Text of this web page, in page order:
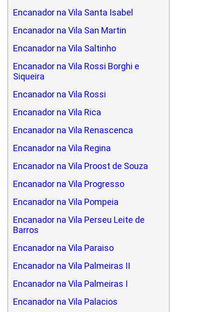
Encanador na Vila Santa Isabel
Encanador na Vila San Martin
Encanador na Vila Saltinho
Encanador na Vila Rossi Borghi e
Siqueira
Encanador na Vila Rossi
Encanador na Vila Rica
Encanador na Vila Renascenca
Encanador na Vila Regina
Encanador na Vila Proost de Souza
Encanador na Vila Progresso
Encanador na Vila Pompeia
Encanador na Vila Perseu Leite de
Barros
Encanador na Vila Paraiso
Encanador na Vila Palmeiras II
Encanador na Vila Palmeiras I
Encanador na Vila Palacios